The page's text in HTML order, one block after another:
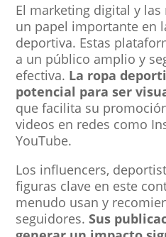
El marketing digital y
un papel importante en
deportiva. Estas
a un público amplio y
efectiva. La ropa
potencial para ser
que facilita su
videos en redes como
YouTube.
Los influencers,
figuras clave en este
menudo usan y
seguidores.Sus